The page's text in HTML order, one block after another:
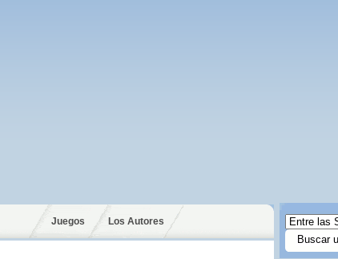
Juegos Los Autores